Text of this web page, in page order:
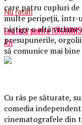
Nu ratati
Lovitură pentru
Azi
care patru cupluri
multe peripeții, într-
câștige o altă
presupunerile,
să comunice mai
Cu râs pe săturate,
comedia
cinematografele din